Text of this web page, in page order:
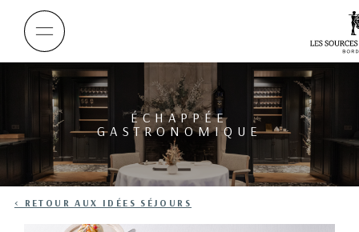
ÉCHAPPÉE
GASTRONOMIQUE
< RETOUR AUX IDÉES SÉJOURS